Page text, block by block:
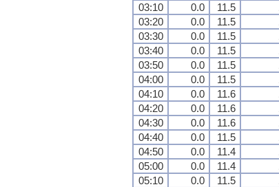
03:10
0.0 11.5
03:20
0.0 11.5
03:30
0.0 11.5
03:40
0.0 11.5
03:50
0.0 11.5
04:00
0.0 11.5
04:10
0.0 11.6
04:20
0.0 11.6
04:30
0.0 11.6
04:40
0.0 11.5
04:50
0.0 11.4
05:00
0.0 11.4
05:10
0.0 11.5